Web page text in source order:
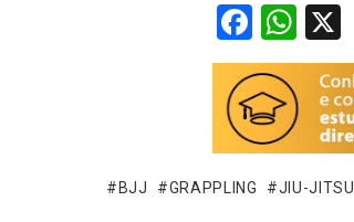
F
a
ce
b
o
o
W
h
at
s
A
p
BJJ GRAPPLING JIU-JITSU